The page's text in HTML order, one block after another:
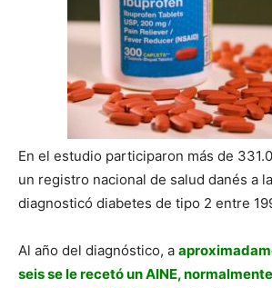
En el estudio participaron más de
un registro nacional de salud danés a
diagnosticó diabetes de tipo 2 entre
Al año del diagnóstico, a
seis se le recetó un AINE,